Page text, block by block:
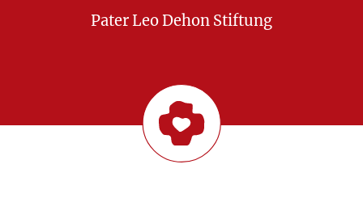
Pater Leo Dehon Stiftung